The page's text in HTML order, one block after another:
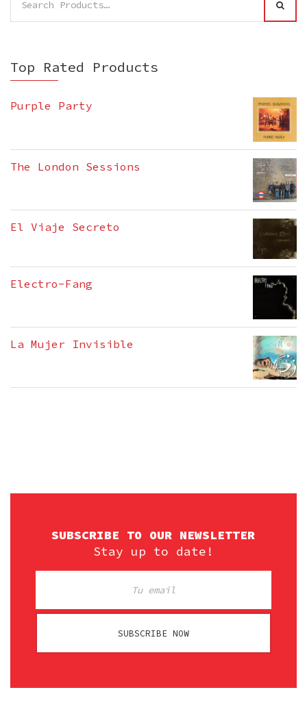
for:
Top Rated Products
Purple Party
The London Sessions
El Viaje Secreto
Electro-Fang
La Mujer Invisible
SUBSCRIBE TO OUR NEWSLETTER
Stay up to date!
SUBSCRIBE NOW